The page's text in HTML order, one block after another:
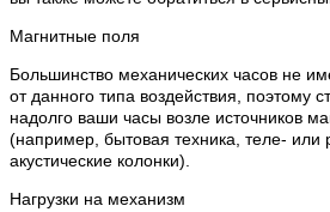
Магнитные поля
Большинство механических часов не
от данного типа воздействия, поэтому
надолго ваши часы возле источников
(например, бытовая техника, теле- или
акустические колонки).
Нагрузки на механизм